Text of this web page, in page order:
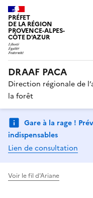
PRÉFET
DE LA RÉGION
PROVENCE-ALPES-
CÔTE D'AZUR
DRAAF PACA
Direction régionale de
la forêt
Gare à la rage !
indispensables
Lien de consultation
Voir le fil d'Ariane